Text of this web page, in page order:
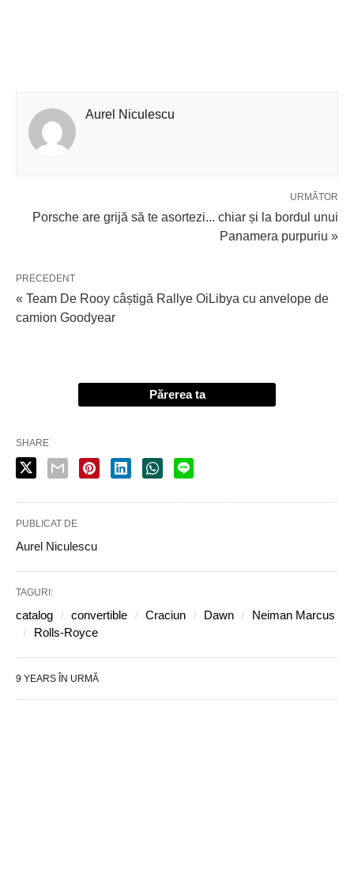
Aurel Niculescu
URMĂTOR
Porsche are grijă să te asortezi... chiar și la bordul unui
Panamera purpuriu »
PRECEDENT
« Team De Rooy câștigă Rallye OiLibya cu anvelope de
camion Goodyear
Părerea ta
SHARE
PUBLICAT DE
Aurel Niculescu
TAGURI:
catalog convertible Craciun Dawn
Neiman Marcus
Rolls-Royce
9 YEARS ÎN URMĂ